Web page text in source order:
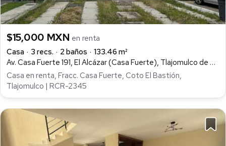
$15,000 MXN en renta
Casa
3 recs. 2 baños
133.46 m²
Av. Casa Fuerte 191, El Alcázar (Casa Fuerte), Tlajomulco de Zúñiga
Casa en renta, Fracc. Casa Fuerte, Coto El Bastión,
Tlajomulco | RCR-2345